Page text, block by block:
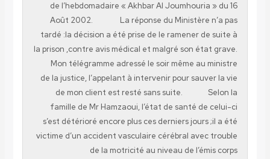
de l’hebdomadaire « Akhbar Al Joumhouria » du 16
Août 2002. La réponse du Ministère n’a pas
tardé :la décision a été prise de le ramener de suite à
la prison ,contre avis médical et malgré son état grave.
Mon télégramme adressé le soir même au ministre
de la justice, l’appelant à intervenir pour sauver la vie
de mon client est resté sans suite. Selon la
famille de Mr Hamzaoui, l’état de santé de celui-ci
s’est détérioré encore plus ces derniers jours ;il a été
victime d’un accident vasculaire cérébral avec trouble
de la motricité au niveau de l’émis corps